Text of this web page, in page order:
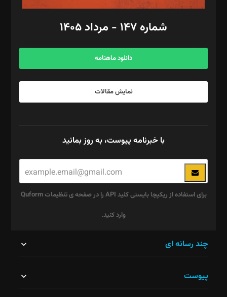
امور مالی: شاپور رهبری، محمد‌ کاظمی‌نیا
آگهی و مشترکین: ۰۹۱۹۹۹۹۰۴۵۴
شماره ۱۴۷ - مرداد ۱۴۰۵
دانلود ماهنامه
نمایش مقالات
با خبرنامه پیوست، به روز بمانید
برای استفاده از ریکپچا بایستی کلید API را در صفحه ی تنظیمات Quform
وارد کنید.
نباید
چند رسانه ای
پیوست